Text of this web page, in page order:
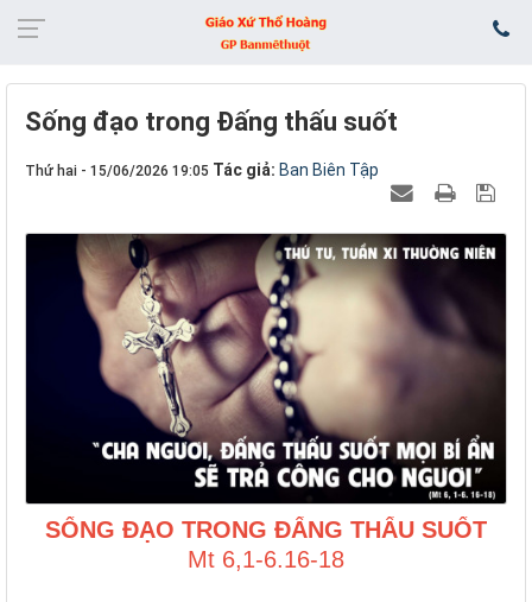
Sống đạo trong Đấng thấu suốt
Thứ hai - 15/06/2026 19:05 Tác giả: Ban Biên Tập
SỐNG ĐẠO TRONG ĐẤNG THẤU SUỐT
Mt 6,1-6.16-18